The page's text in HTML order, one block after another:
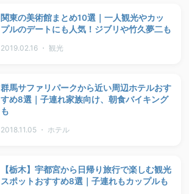
関東の美術館まとめ10選｜一人観光やカッ
プルのデートにも人気！ジブリや竹久夢二も
2019.02.16 ・ 観光
群馬サファリパークから近い周辺ホテルおす
すめ8選｜子連れ家族向け、朝食バイキング
も
2018.11.05 ・ ホテル
【栃木】宇都宮から日帰り旅行で楽しむ観光
スポットおすすめ8選｜子連れもカップルも